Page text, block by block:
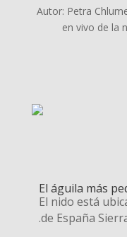
Autor: Petra
en vivo de la
El águila más
El nido está
de España